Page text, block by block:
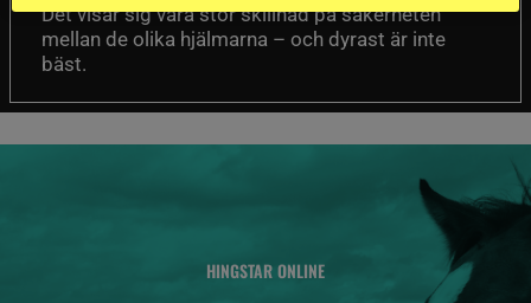
Det visar sig vara stor skillnad på säkerheten
mellan de olika hjälmarna – och dyrast är inte
bäst.
HINGSTAR ONLINE